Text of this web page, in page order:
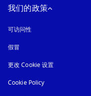
我们的政策
可访问性
假冒
更改 Cookie 设置
Cookie Policy